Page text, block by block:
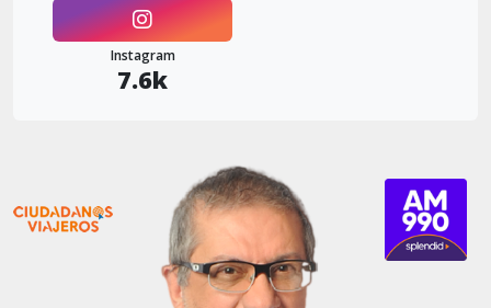
Instagram
7.6k